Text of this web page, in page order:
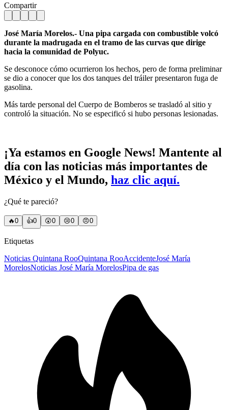
Compartir
José María Morelos.- Una pipa cargada con combustible volcó
durante la madrugada en el tramo de las curvas que dirige
hacia la comunidad de Polyuc.
Se desconoce cómo ocurrieron los hechos, pero de forma preliminar
se dio a conocer que los dos tanques del tráiler presentaron fuga de
gasolina.
Más tarde personal del Cuerpo de Bomberos se trasladó al sitio y
controló la situación. No se especificó si hubo personas lesionadas.
¡Ya estamos en Google News! Mantente al
día con las noticias más importantes de
México y el Mundo, haz clic aquí.
¿Qué te pareció?
🔥0 👍0 😲0 😢0 😠0
Etiquetas
Noticias Quintana RooQuintana RooAccidenteJosé María
MorelosNoticias José María MorelosPipa de gas